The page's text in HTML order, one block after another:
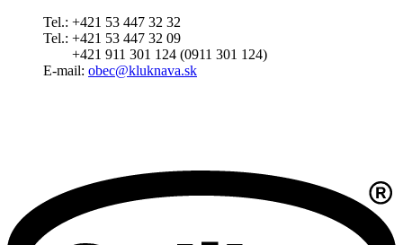
Tel.: +421 53 447 32 32
Tel.: +421 53 447 32 09
+421 911 301 124 (0911 301 124)
E-mail: obec@kluknava.sk